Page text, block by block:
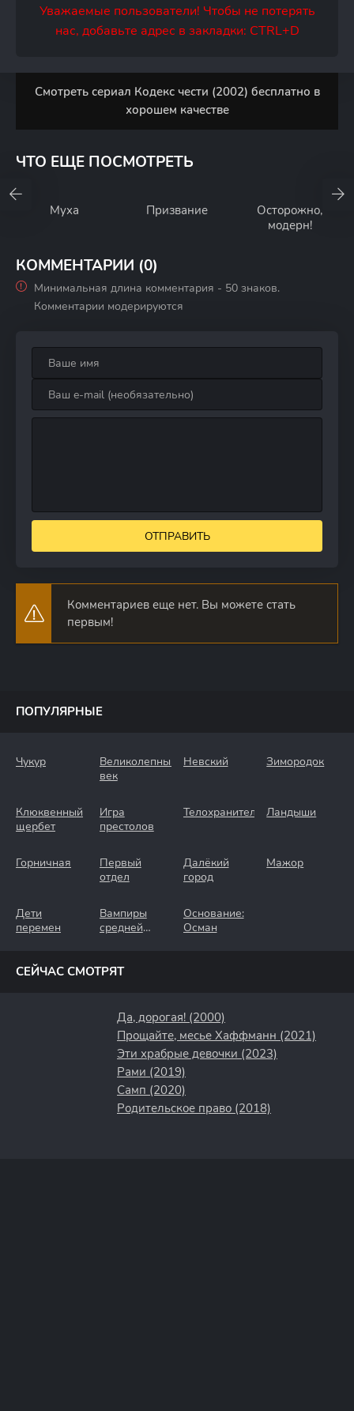
Уважаемые пользователи! Чтобы не потерять
нас, добавьте адрес в закладки: CTRL+D
Смотреть сериал Кодекс чести (2002) бесплатно в
хорошем качестве
ЧТО ЕЩЕ ПОСМОТРЕТЬ
Муха Призвание
Осторожно,
модерн!
КОММЕНТАРИИ (0)
Минимальная длина комментария - 50 знаков.
Комментарии модерируются
ОТПРАВИТЬ
Комментариев еще нет. Вы можете стать
первым!
ПОПУЛЯРНЫЕ
Чукур
Великолепный
век
Невский Зимородок
Клюквенный
щербет
Игра
престолов
Телохранители Ландыши
Горничная
Первый
отдел
Далёкий
город
Мажор
Дети
перемен
Вампиры
средней
Основание:
Осман
СЕЙЧАС СМОТРЯТ
Да, дорогая! (2000)
Прощайте, месье Хаффманн (2021)
Эти храбрые девочки (2023)
Рами (2019)
Самп (2020)
Родительское право (2018)